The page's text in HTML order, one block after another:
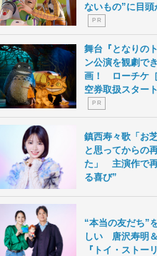
ないもの”に目頭
P R
舞台『となりの
ン公演を観劇で
画！ ローチケ
空券取扱スター
P R
鎮西寿々歌「お
と思ってからの
た」 主演作で
る喜び”
“本当の友だち”
しい 唐沢寿明
『トイ・ストー